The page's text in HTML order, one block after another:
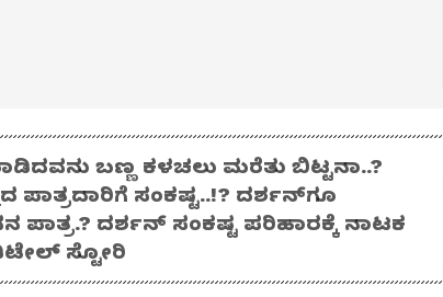
ಬಣ್ಣ ಕಳಚಲು ಮರೆತು ಬಿಟ್ಟನಾ..?
ಪಾತ್ರದಾರಿಗೆ ಸಂಕಷ್ಟ..!? ದರ್ಶನ್‌ಗೂ
ಪಾತ್ರ.? ದರ್ಶನ್ ಸಂಕಷ್ಟ ಪರಿಹಾರಕ್ಕೆ ನಾಟಕ
ಸ್ಟೋರಿ